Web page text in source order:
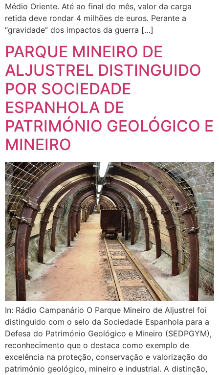
Médio Oriente. Até ao final do mês, valor da carga
retida deve rondar 4 milhões de euros. Perante a
“gravidade” dos impactos da guerra […]
PARQUE MINEIRO DE
ALJUSTREL DISTINGUIDO
POR SOCIEDADE
ESPANHOLA DE
PATRIMÓNIO GEOLÓGICO E
MINEIRO
In: Rádio Campanário O Parque Mineiro de Aljustrel foi
distinguido com o selo da Sociedade Espanhola para a
Defesa do Património Geológico e Mineiro (SEDPGYM),
reconhecimento que o destaca como exemplo de
excelência na proteção, conservação e valorização do
património geológico, mineiro e industrial. A distinção,